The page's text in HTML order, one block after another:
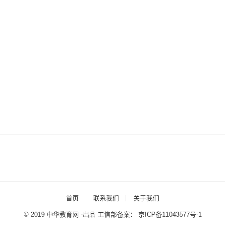
首页 联系我们 关于我们
© 2019 中华教育网 -出品 工信部备案： 京ICP备11043577号-1